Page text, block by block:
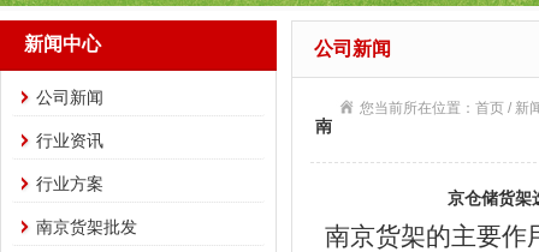
新闻中心
公司新闻
行业资讯
行业方案
南京货架批发
公司新闻
您当前所在位置：首页 / 新
南
京仓储货架
南京货架的主要作